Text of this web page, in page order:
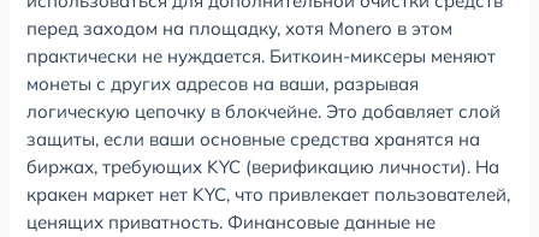
перед заходом на площадку, хотя Monero в этом
практически не нуждается. Биткоин-миксеры меняют
монеты с других адресов на ваши, разрывая
логическую цепочку в блокчейне. Это добавляет слой
защиты, если ваши основные средства хранятся на
биржах, требующих KYC (верификацию личности). На
кракен маркет нет KYC, что привлекает пользователей,
ценящих приватность. Финансовые данные не